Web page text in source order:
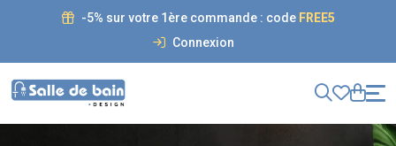
-5% sur votre 1ère commande : code FREE5
Connexion